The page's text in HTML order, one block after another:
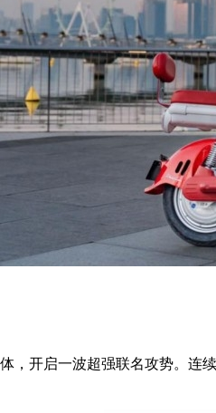
，开启一波超强联名攻势。